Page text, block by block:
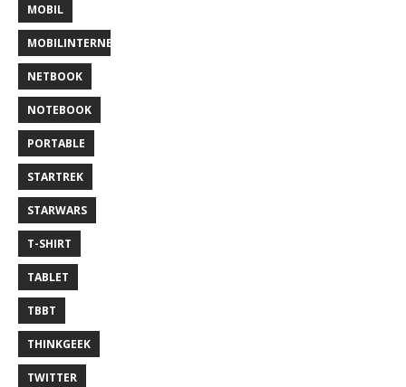
MOBIL
MOBILINTERNET
NETBOOK
NOTEBOOK
PORTABLE
STARTREK
STARWARS
T-SHIRT
TABLET
TBBT
THINKGEEK
TWITTER